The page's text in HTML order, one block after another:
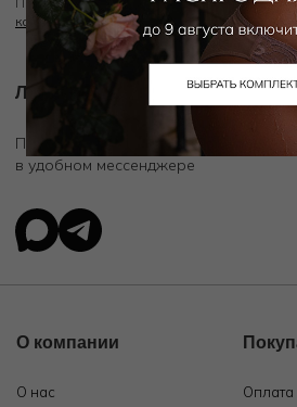
конфиденциальности
Личный ассистент.
Подключите личного ассистента
в удобном мессенджере
О компании
О нас Оплата